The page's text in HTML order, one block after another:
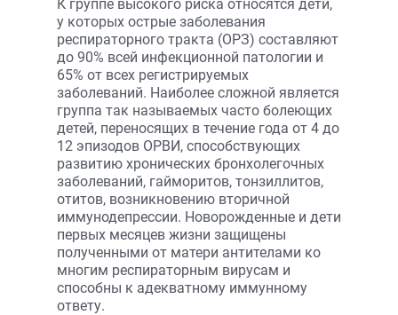
К группе высокого риска относятся дети,
у которых острые заболевания
респираторного тракта (ОРЗ) составляют
до 90% всей инфекционной патологии и
65% от всех регистрируемых
заболеваний. Наиболее сложной является
группа так называемых часто болеющих
детей, переносящих в течение года от 4 до
12 эпизодов ОРВИ, способствующих
развитию хронических бронхолегочных
заболеваний, гайморитов, тонзиллитов,
отитов, возникновению вторич­ной
иммунодепрессии. Новорожденные и дети
первых месяцев жизни защищены
полученными от матери антителами ко
многим респираторным вирусам и
способны к адекватному иммунному
ответу.